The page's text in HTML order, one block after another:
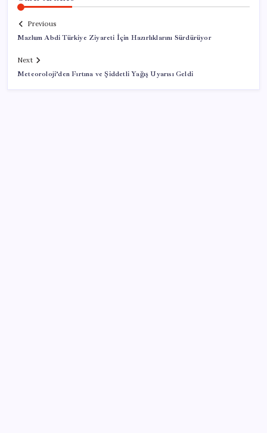
Previous
Mazlum Abdi Türkiye Ziyareti İçin Hazırlıklarını Sürdürüyor
Next
Meteoroloji’den Fırtına ve Şiddetli Yağış Uyarısı Geldi